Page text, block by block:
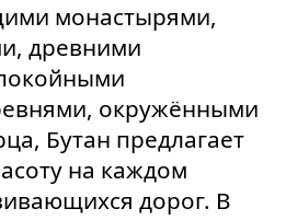
монастырями,
древними
окружёнными
Бутан предлагает
на каждом
дорог. В